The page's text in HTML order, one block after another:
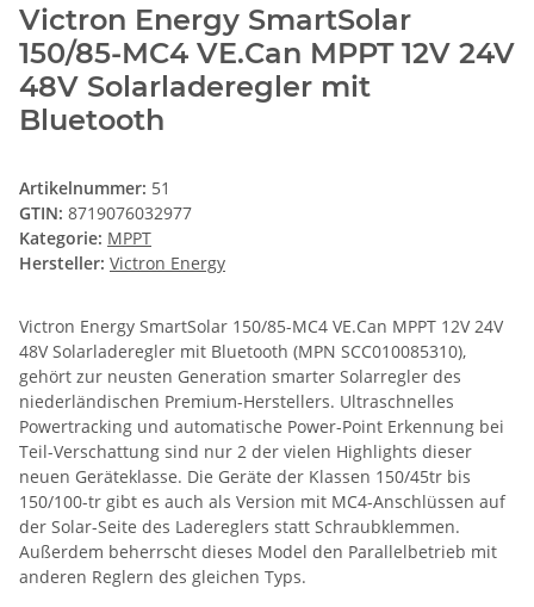
Victron Energy SmartSolar
150/85-MC4 VE.Can MPPT 12V 24V
48V Solarladeregler mit
Bluetooth
Artikelnummer: 51
GTIN: 8719076032977
Kategorie: MPPT
Hersteller: Victron Energy
Victron Energy SmartSolar 150/85-MC4 VE.Can MPPT 12V 24V
48V Solarladeregler mit Bluetooth (MPN SCC010085310),
gehört zur neusten Generation smarter Solarregler des
niederländischen Premium-Herstellers. Ultraschnelles
Powertracking und automatische Power-Point Erkennung bei
Teil-Verschattung sind nur 2 der vielen Highlights dieser
neuen Geräteklasse. Die Geräte der Klassen 150/45tr bis
150/100-tr gibt es auch als Version mit MC4-Anschlüssen auf
der Solar-Seite des Ladereglers statt Schraubklemmen.
Außerdem beherrscht dieses Model den Parallelbetrieb mit
anderen Reglern des gleichen Typs.